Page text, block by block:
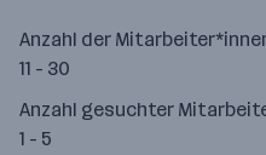
Anzahl der
11 - 30
Anzahl gesuchter
1 - 5